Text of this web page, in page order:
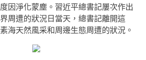
因淨化蒙塵。習近平總書記屢次作出
周遭的狀況日當天，總書記離開這
海天然風采和周邊生態周遭的狀況。